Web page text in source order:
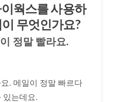
웍스를 사용하
무엇인가요?
정말 빨라요.
. 메일이 정말 빠르다
있는데요.